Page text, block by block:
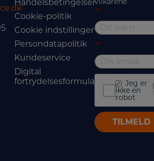
Handelsbetingelser
Cookie-politik
Cookie indstillinger
Persondatapolitik
Kundeservice
Digital
fortrydelsesformular
*
*
Jeg er
ikke en
robot